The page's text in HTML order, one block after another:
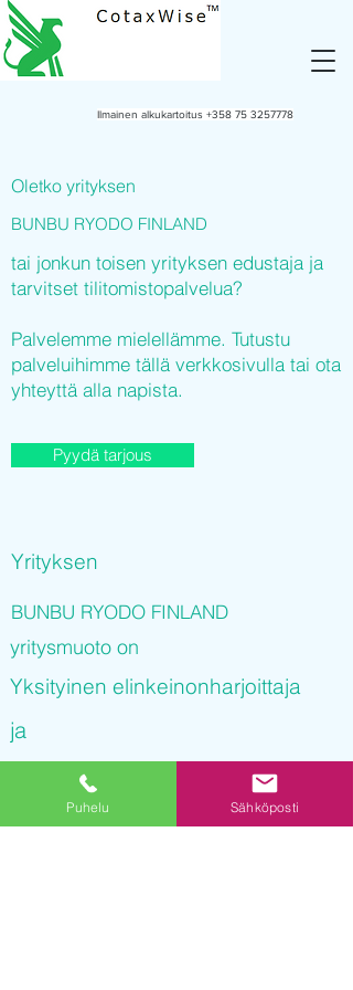
Ilmainen alkukartoitus +358 75 3257778
Oletko yrityksen
BUNBU RYODO FINLAND
tai jonkun toisen yrityksen edustaja ja
tarvitset tilitomistopalvelua?
Palvelemme mielellämme. Tutustu
palveluihimme tällä verkkosivulla tai ota
yhteyttä alla napista.
Pyydä tarjous
Yrityksen
BUNBU RYODO FINLAND
yritysmuoto on
Yksityinen elinkeinonharjoittaja
ja
BUNBU RYODO FINLAND
on rekisteröity kaupparekisteriin
Puhelu Sähköposti